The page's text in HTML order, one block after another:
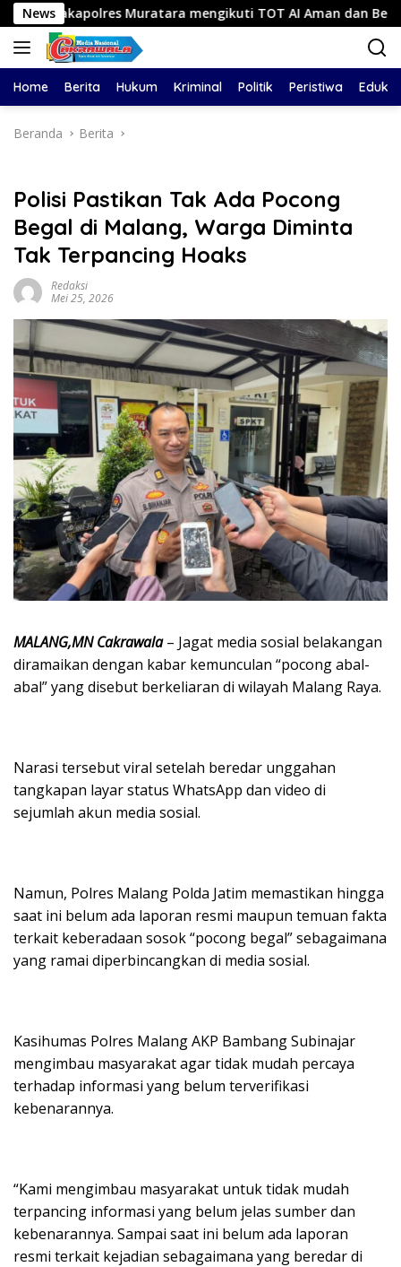
Langsung
ke
konten
News
Muratara mengikuti TOT AI Aman dan Bertanggung Jawab
Home Berita Hukum Kriminal Politik Peristiwa
Beranda Berita
Polisi Pastikan Tak Ada Pocong
Begal di Malang, Warga Diminta
Tak Terpancing Hoaks
Redaksi
Mei 25, 2026
MALANG,MN Cakrawala– Jagat media sosial belakangan
diramaikan dengan kabar kemunculan “pocong abal-
abal” yang disebut berkeliaran di wilayah Malang Raya.
Narasi tersebut viral setelah beredar unggahan
tangkapan layar status WhatsApp dan video di
sejumlah akun media sosial.
Namun, Polres Malang Polda Jatim memastikan hingga
saat ini belum ada laporan resmi maupun temuan fakta
terkait keberadaan sosok “pocong begal” sebagaimana
yang ramai diperbincangkan di media sosial.
Kasihumas Polres Malang AKP Bambang Subinajar
mengimbau masyarakat agar tidak mudah percaya
terhadap informasi yang belum terverifikasi
kebenarannya.
“Kami mengimbau masyarakat untuk tidak mudah
terpancing informasi yang belum jelas sumber dan
kebenarannya. Sampai saat ini belum ada laporan
resmi terkait kejadian sebagaimana yang beredar di